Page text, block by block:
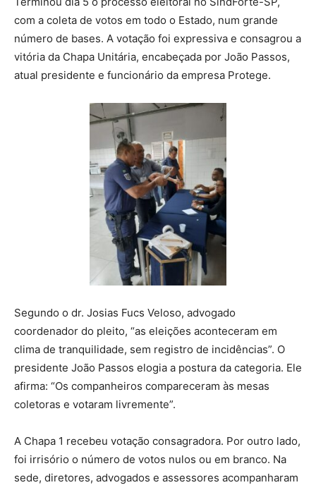
com a coleta de votos em todo o Estado, num grande
número de bases. A votação foi expressiva e consagrou a
vitória da Chapa Unitária, encabeçada por João Passos,
atual presidente e funcionário da empresa Protege.
Segundo o dr. Josias Fucs Veloso, advogado
coordenador do pleito, “as eleições aconteceram em
clima de tranquilidade, sem registro de incidências”. O
presidente João Passos elogia a postura da categoria. Ele
afirma: “Os companheiros compareceram às mesas
coletoras e votaram livremente”.
A Chapa 1 recebeu votação consagradora. Por outro lado,
foi irrisório o número de votos nulos ou em branco. Na
sede, diretores, advogados e assessores acompanharam